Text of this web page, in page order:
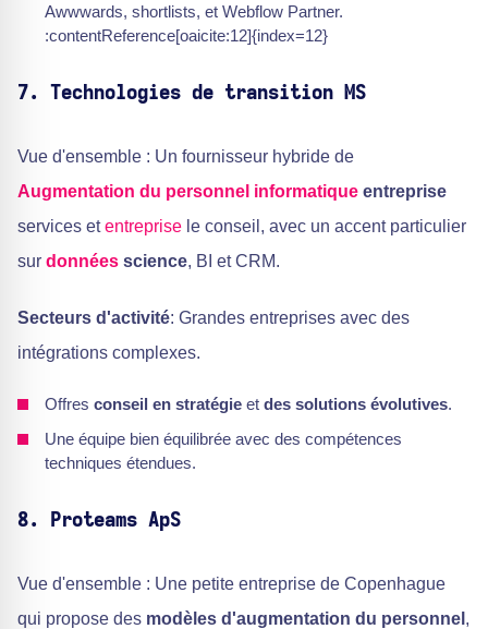
Awwwards, shortlists, et Webflow Partner.
:contentReference[oaicite:12]{index=12}
7. Technologies de transition MS
Vue d'ensemble : Un fournisseur hybride de
Augmentation du personnel informatique entreprise
services etentreprise le conseil, avec un accent particulier
sur données science, BI et CRM.
Secteurs d'activité: Grandes entreprises avec des
intégrations complexes.
Offres conseil en stratégie et des solutions évolutives.
Une équipe bien équilibrée avec des compétences
techniques étendues.
8. Proteams ApS
Vue d'ensemble : Une petite entreprise de Copenhague
qui propose des modèles d'augmentation du personnel ,